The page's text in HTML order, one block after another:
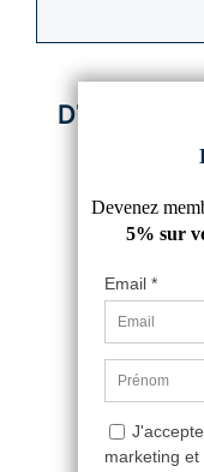
D'AUTRES